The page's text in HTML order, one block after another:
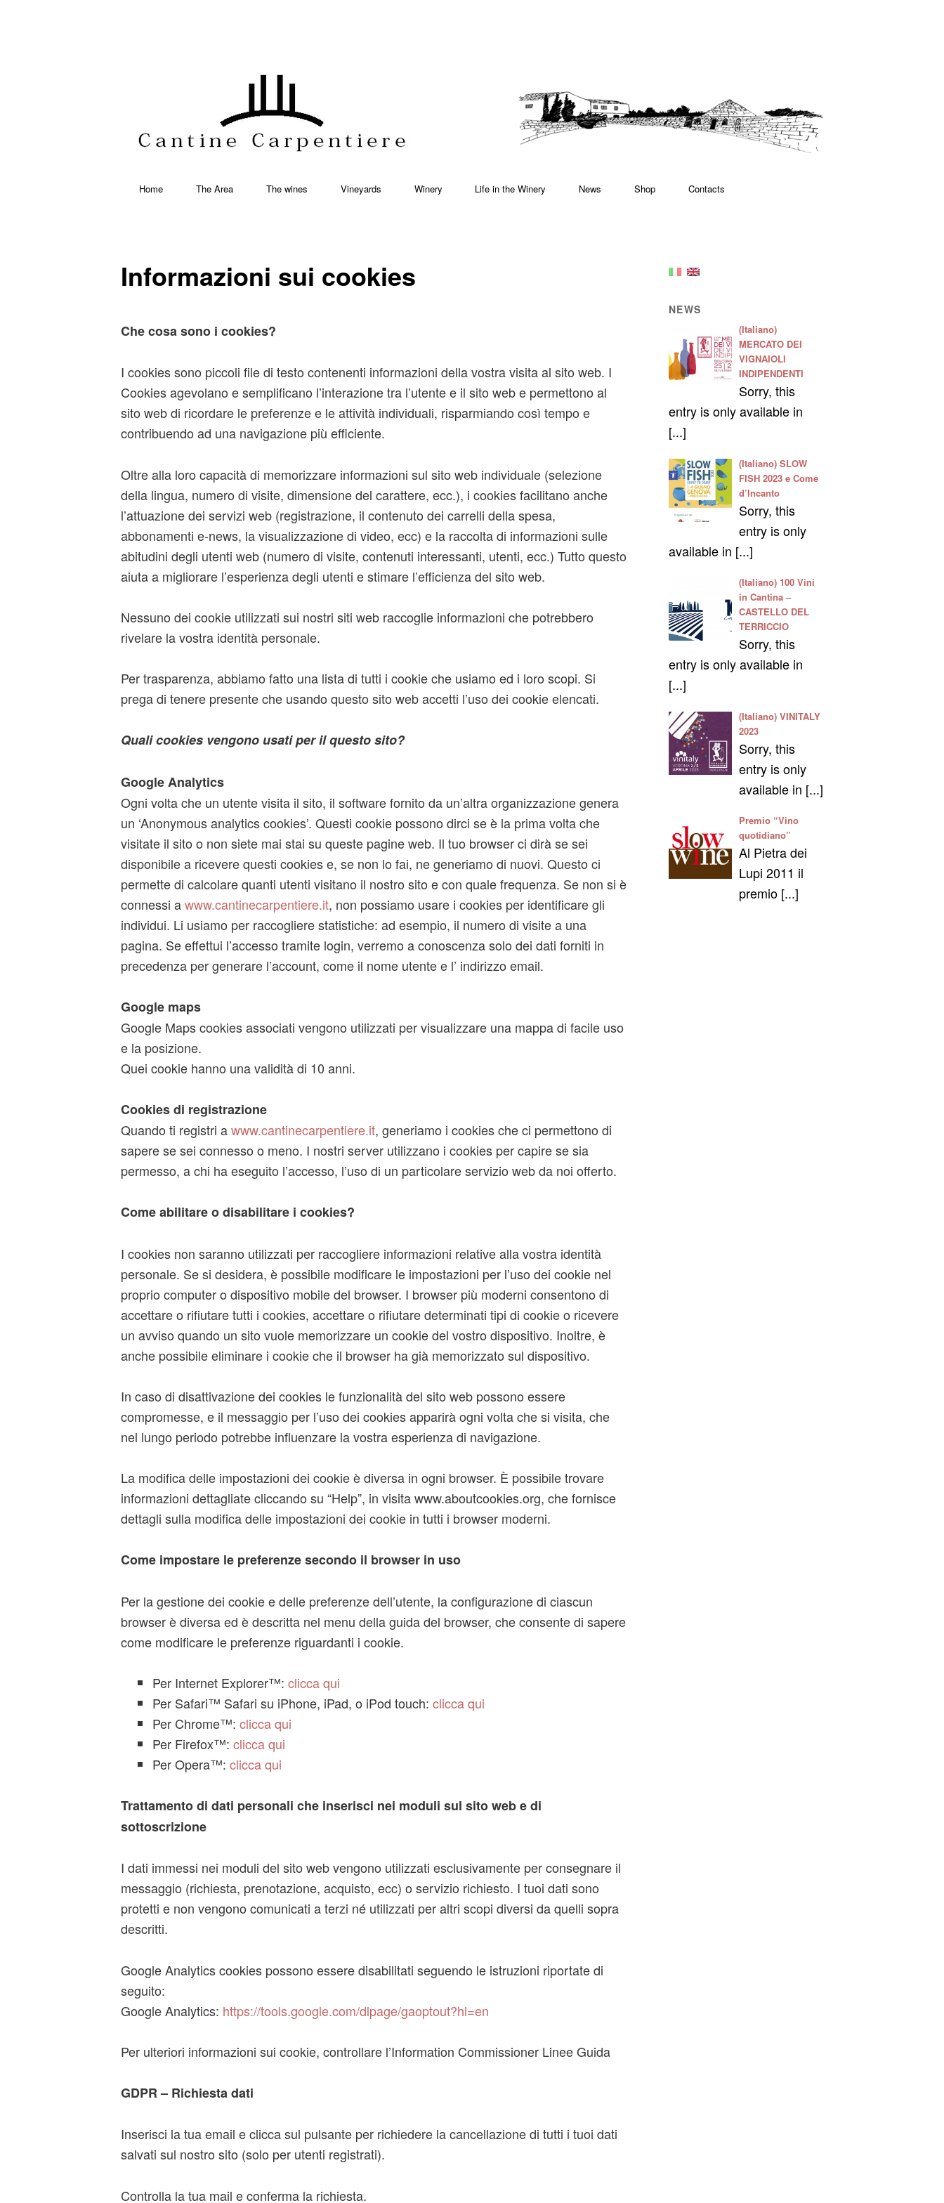
Main
Skip
primary
Skip
secondary
Home The Area The wines Vineyards Winery Life in the Winery News Shop Contacts
Informazioni sui cookies
Che cosa sono i cookies?
I cookies sono piccoli file di testo contenenti informazioni della vostra visita al sito web. I
Cookies agevolano e semplificano l’interazione tra l’utente e il sito web e permettono al
sito web di ricordare le preferenze e le attività individuali, risparmiando così tempo e
contribuendo ad una navigazione più efficiente.
Oltre alla loro capacità di memorizzare informazioni sul sito web individuale (selezione
della lingua, numero di visite, dimensione del carattere, ecc.), i cookies facilitano anche
l’attuazione dei servizi web (registrazione, il contenuto dei carrelli della spesa,
abbonamenti e-news, la visualizzazione di video, ecc) e la raccolta di informazioni sulle
abitudini degli utenti web (numero di visite, contenuti interessanti, utenti, ecc.) Tutto questo
aiuta a migliorare l’esperienza degli utenti e stimare l’efficienza del sito web.
Nessuno dei cookie utilizzati sui nostri siti web raccoglie informazioni che potrebbero
rivelare la vostra identità personale.
Per trasparenza, abbiamo fatto una lista di tutti i cookie che usiamo ed i loro scopi. Si
prega di tenere presente che usando questo sito web accetti l’uso dei cookie elencati.
Quali cookies vengono usati per il questo sito?
Google Analytics
Ogni volta che un utente visita il sito, il software fornito da un’altra organizzazione genera
un ‘Anonymous analytics cookies’. Questi cookie possono dirci se è la prima volta che
visitate il sito o non siete mai stai su queste pagine web. Il tuo browser ci dirà se sei
disponibile a ricevere questi cookies e, se non lo fai, ne generiamo di nuovi. Questo ci
permette di calcolare quanti utenti visitano il nostro sito e con quale frequenza. Se non si è
connessi awww.cantinecarpentiere.it, non possiamo usare i cookies per identificare gli
individui. Li usiamo per raccogliere statistiche: ad esempio, il numero di visite a una
pagina. Se effettui l’accesso tramite login, verremo a conoscenza solo dei dati forniti in
precedenza per generare l’account, come il nome utente e l’ indirizzo email.
Google maps
Google Maps cookies associati vengono utilizzati per visualizzare una mappa di facile uso
e la posizione.
Quei cookie hanno una validità di 10 anni.
Cookies di registrazione
Quando ti registri awww.cantinecarpentiere.it, generiamo i cookies che ci permettono di
sapere se sei connesso o meno. I nostri server utilizzano i cookies per capire se sia
permesso, a chi ha eseguito l’accesso, l’uso di un particolare servizio web da noi offerto.
Come abilitare o disabilitare i cookies?
I cookies non saranno utilizzati per raccogliere informazioni relative alla vostra identità
personale. Se si desidera, è possibile modificare le impostazioni per l’uso dei cookie nel
proprio computer o dispositivo mobile del browser. I browser più moderni consentono di
accettare o rifiutare tutti i cookies, accettare o rifiutare determinati tipi di cookie o ricevere
un avviso quando un sito vuole memorizzare un cookie del vostro dispositivo. Inoltre, è
anche possibile eliminare i cookie che il browser ha già memorizzato sul dispositivo.
In caso di disattivazione dei cookies le funzionalità del sito web possono essere
compromesse, e il messaggio per l’uso dei cookies apparirà ogni volta che si visita, che
nel lungo periodo potrebbe influenzare la vostra esperienza di navigazione.
La modifica delle impostazioni dei cookie è diversa in ogni browser. È possibile trovare
informazioni dettagliate cliccando su “Help”, in visita www.aboutcookies.org, che fornisce
dettagli sulla modifica delle impostazioni dei cookie in tutti i browser moderni.
Come impostare le preferenze secondo il browser in uso
Per la gestione dei cookie e delle preferenze dell’utente, la configurazione di ciascun
browser è diversa ed è descritta nel menu della guida del browser, che consente di sapere
come modificare le preferenze riguardanti i cookie.
Per Internet Explorer™: clicca qui
Per Safari™ Safari su iPhone, iPad, o iPod touch: clicca qui
Per Chrome™: clicca qui
Per Firefox™: clicca qui
Per Opera™: clicca qui
Trattamento di dati personali che inserisci nei moduli sul sito web e di
sottoscrizione
I dati immessi nei moduli del sito web vengono utilizzati esclusivamente per consegnare il
messaggio (richiesta, prenotazione, acquisto, ecc) o servizio richiesto. I tuoi dati sono
protetti e non vengono comunicati a terzi né utilizzati per altri scopi diversi da quelli sopra
descritti.
Google Analytics cookies possono essere disabilitati seguendo le istruzioni riportate di
seguito:
Google Analytics: https://tools.google.com/dlpage/gaoptout?hl=en
Per ulteriori informazioni sui cookie, controllare l’Information Commissioner Linee Guida
GDPR – Richiesta dati
Inserisci la tua email e clicca sul pulsante per richiedere la cancellazione di tutti i tuoi dati
salvati sul nostro sito (solo per utenti registrati).
Controlla la tua mail e conferma la richiesta.
NEWS
(Italiano)
MERCATO DEI
VIGNAIOLI
INDIPENDENTI
Sorry, this
entry is only available in
[...]
(Italiano) SLOW
FISH 2023 e Come
d’Incanto
Sorry, this
entry is only
available in [...]
(Italiano) 100 Vini
in Cantina –
CASTELLO DEL
TERRICCIO
Sorry, this
entry is only available in
[...]
(Italiano) VINITALY
2023
Sorry, this
entry is only
available in [...]
Premio “Vino
quotidiano”
Al Pietra dei
Lupi 2011 il
premio [...]